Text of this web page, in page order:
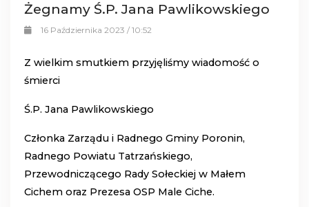
Żegnamy Ś.P. Jana Pawlikowskiego
16 Października 2023 / 10:52
Z wielkim smutkiem przyjęliśmy wiadomość o
śmierci
Ś.P. Jana Pawlikowskiego
Członka Zarządu i Radnego Gminy Poronin,
Radnego Powiatu Tatrzańskiego,
Przewodniczącego Rady Sołeckiej w Małem
Cichem oraz Prezesa OSP Male Ciche.